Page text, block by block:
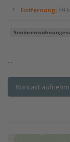
Entfernung: 59
...
Kontakt